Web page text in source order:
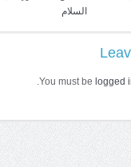
السلام
You must be logged